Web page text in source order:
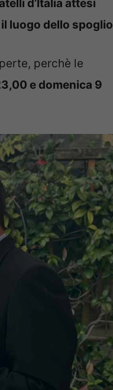
d’Italia attesi
luogo dello spoglio
perchè le
e domenica 9